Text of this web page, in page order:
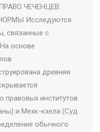
ЧЕЧЕНЦЕВ:
Исследуются
связанные с
основе
древняя
правовых институтов
и Мехк-кхела (Суд
обычного